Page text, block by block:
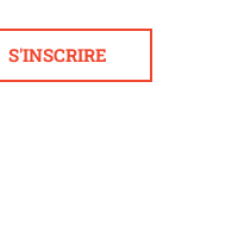
S'INSCRIRE